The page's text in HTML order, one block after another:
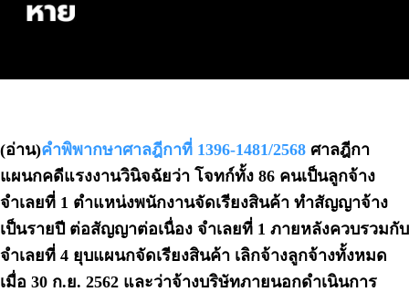
(อ่าน)คำพิพากษาศาลฎีกาที่ 1396-1481/2568 ศาลฎีกา
แผนกคดีแรงงานวินิจฉัยว่า โจทก์ทั้ง 86 คนเป็นลูกจ้าง
จำเลยที่ 1 ตำแหน่งพนักงานจัดเรียงสินค้า ทำสัญญาจ้าง
เป็นรายปี ต่อสัญญาต่อเนื่อง จำเลยที่ 1 ภายหลังควบรวมกับ
จำเลยที่ 4 ยุบแผนกจัดเรียงสินค้า เลิกจ้างลูกจ้างทั้งหมด
เมื่อ 30 ก.ย. 2562 และว่าจ้างบริษัทภายนอกดำเนินการ